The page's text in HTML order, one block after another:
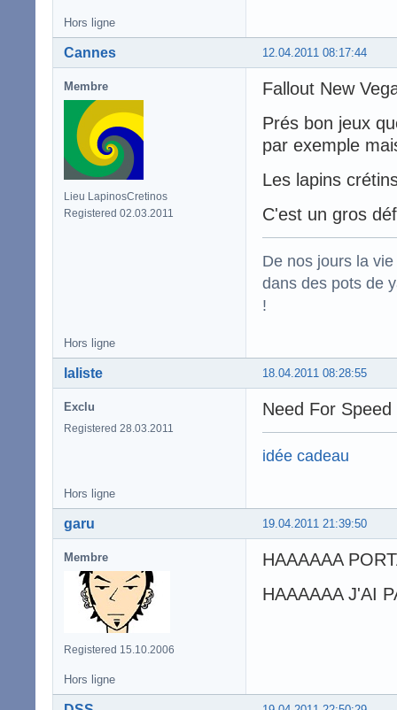
Hors ligne
12.04.2011 08:17:44
Cannes
Membre
Lieu LapinosCretinos
Registered 02.03.2011
Fallout New
Prés bon jeux
par exemple
Les lapins
C'est un gros
De nos jours la
dans des pots de
!
Hors ligne
18.04.2011 08:28:55
laliste
Exclu
Registered 28.03.2011
Need For
idée cadeau
Hors ligne
19.04.2011 21:39:50
garu
Membre
Registered 15.10.2006
HAAAAAA
HAAAAAA J'AI
Hors ligne